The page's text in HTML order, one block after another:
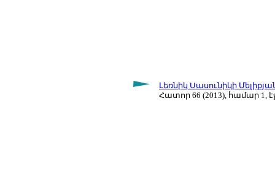
Լեռնիկ Սասունիկի Մելիքյան
Հատոր 66 (2013), համար 1,